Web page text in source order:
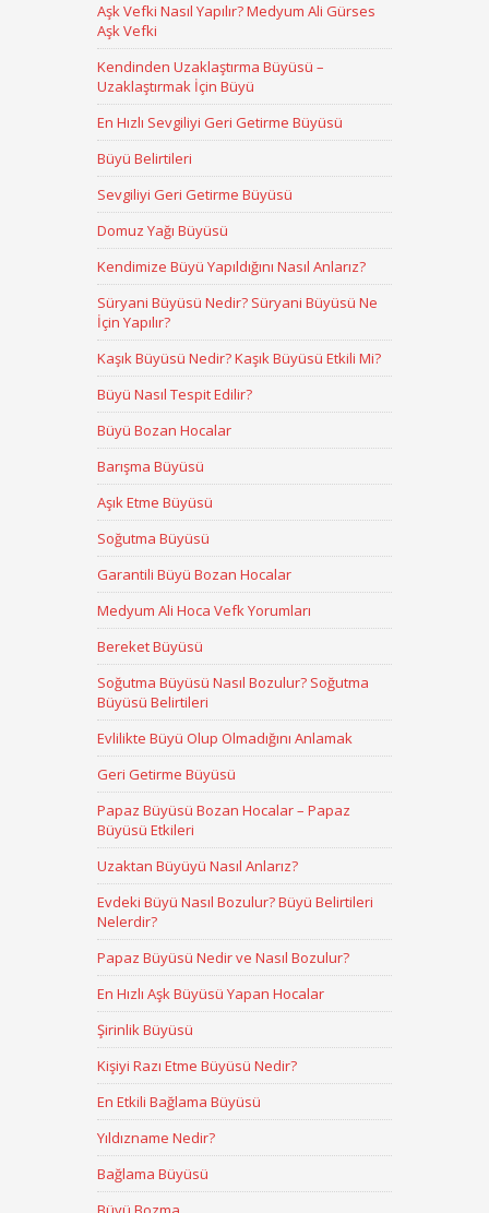
Aşk Vefki Nasıl Yapılır? Medyum Ali Gürses
Aşk Vefki
Kendinden Uzaklaştırma Büyüsü –
Uzaklaştırmak İçin Büyü
En Hızlı Sevgiliyi Geri Getirme Büyüsü
Büyü Belirtileri
Sevgiliyi Geri Getirme Büyüsü
Domuz Yağı Büyüsü
Kendimize Büyü Yapıldığını Nasıl Anlarız?
Süryani Büyüsü Nedir? Süryani Büyüsü Ne
İçin Yapılır?
Kaşık Büyüsü Nedir? Kaşık Büyüsü Etkili Mi?
Büyü Nasıl Tespit Edilir?
Büyü Bozan Hocalar
Barışma Büyüsü
Aşık Etme Büyüsü
Soğutma Büyüsü
Garantili Büyü Bozan Hocalar
Medyum Ali Hoca Vefk Yorumları
Bereket Büyüsü
Soğutma Büyüsü Nasıl Bozulur? Soğutma
Büyüsü Belirtileri
Evlilikte Büyü Olup Olmadığını Anlamak
Geri Getirme Büyüsü
Papaz Büyüsü Bozan Hocalar – Papaz
Büyüsü Etkileri
Uzaktan Büyüyü Nasıl Anlarız?
Evdeki Büyü Nasıl Bozulur? Büyü Belirtileri
Nelerdir?
Papaz Büyüsü Nedir ve Nasıl Bozulur?
En Hızlı Aşk Büyüsü Yapan Hocalar
Şirinlik Büyüsü
Kişiyi Razı Etme Büyüsü Nedir?
En Etkili Bağlama Büyüsü
Yıldızname Nedir?
Bağlama Büyüsü